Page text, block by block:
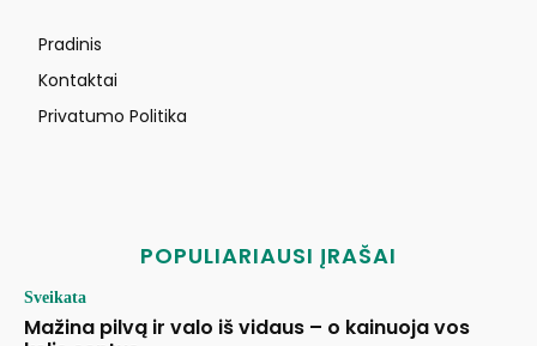
Pradinis
Kontaktai
Privatumo Politika
POPULIARIAUSI ĮRAŠAI
Sveikata
Mažina pilvą ir valo iš vidaus – o kainuoja vos